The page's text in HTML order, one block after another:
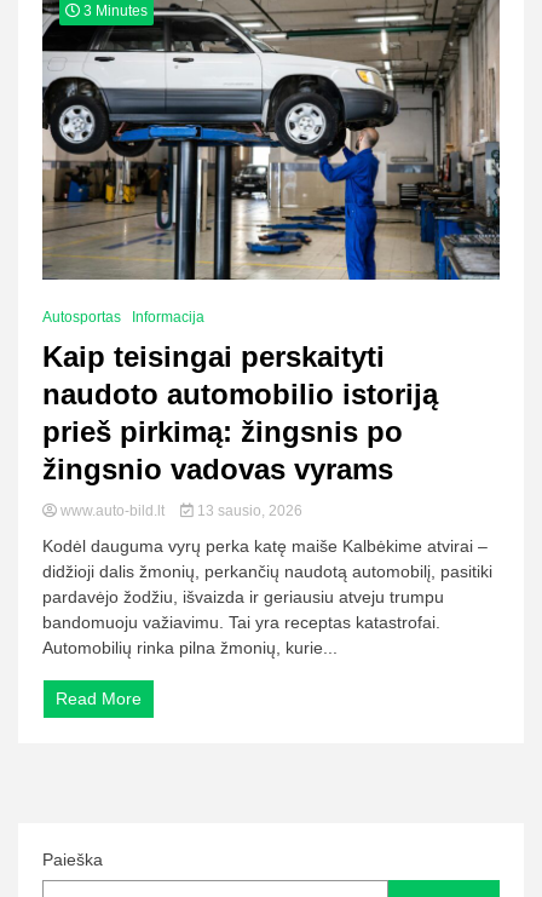
3 Minutes
Autosportas Informacija
Kaip teisingai perskaityti
naudoto automobilio istoriją
prieš pirkimą: žingsnis po
žingsnio vadovas vyrams
www.auto-bild.lt 13 sausio, 2026
Kodėl dauguma vyrų perka katę maiše Kalbėkime atvirai –
didžioji dalis žmonių, perkančių naudotą automobilį, pasitiki
pardavėjo žodžiu, išvaizda ir geriausiu atveju trumpu
bandomuoju važiavimu. Tai yra receptas katastrofai.
Automobilių rinka pilna žmonių, kurie...
Read More
Paieška